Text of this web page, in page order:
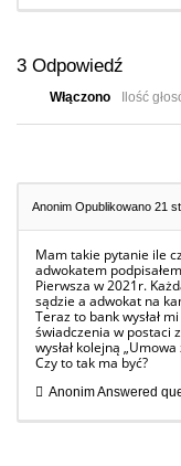
3 Odpowiedź
Włączono Ilość
Anonim Opublikowano 21
Mam takie pytanie ile
adwokatem
Pierwsza w 2021r.
sądzie a adwokat na
Teraz to bank wysłał
świadczenia w postaci
wysłał kolejną
Czy to tak ma być?
AnonimAnswered